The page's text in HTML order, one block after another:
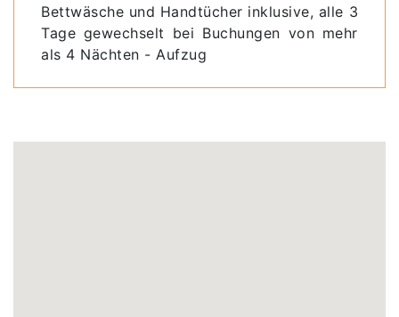
Bettwäsche und Handtücher inklusive, alle 3
Tage gewechselt bei Buchungen von mehr
als 4 Nächten - Aufzug